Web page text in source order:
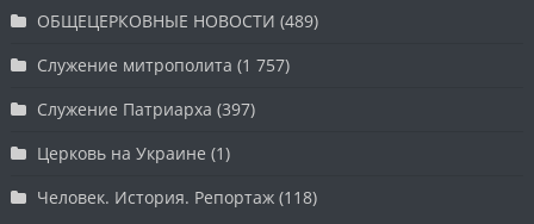
ОБЩЕЦЕРКОВНЫЕ НОВОСТИ (489)
Служение митрополита (1 757)
Служение Патриарха (397)
Церковь на Украине (1)
Человек. История. Репортаж (118)